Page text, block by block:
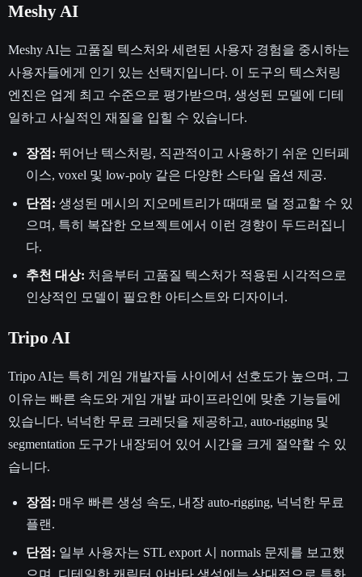
Meshy AI
Meshy AI는 고품질 텍스처와 세련된 사용자 경험을 중시하는
사용자들에게 인기 있는 선택지입니다. 이 도구의 텍스처링
엔진은 업계 최고 수준으로 평가받으며, 생성된 모델에 디테
일하고 사실적인 재질을 입힐 수 있습니다.
장점: 뛰어난 텍스처링, 직관적이고 사용하기 쉬운 인터페
이스, voxel 및 low-poly 같은 다양한 스타일 옵션 제공.
단점: 생성된 메시의 지오메트리가 때때로 덜 정교할 수 있
으며, 특히 복잡한 오브젝트에서 이런 경향이 두드러집니
다.
추천 대상: 처음부터 고품질 텍스처가 적용된 시각적으로
인상적인 모델이 필요한 아티스트와 디자이너.
Tripo AI
Tripo AI는 특히 게임 개발자들 사이에서 선호도가 높으며, 그
이유는 빠른 속도와 게임 개발 파이프라인에 맞춘 기능들에
있습니다. 넉넉한 무료 크레딧을 제공하고, auto-rigging 및
segmentation 도구가 내장되어 있어 시간을 크게 절약할 수 있
습니다.
장점: 매우 빠른 생성 속도, 내장 auto-rigging, 넉넉한 무료
플랜.
단점: 일부 사용자는 STL export 시 normals 문제를 보고했
으며, 디테일한 캐릭터 아바타 생성에는 상대적으로 특화